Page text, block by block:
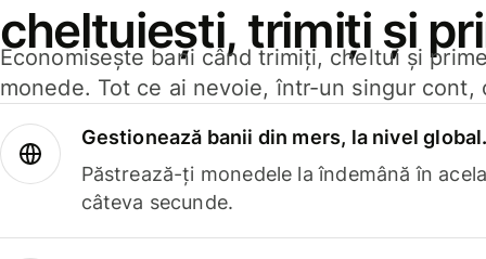
cheltuiești, trimiți și
Economisește bani când trimiți, cheltui și
monede. Tot ce ai nevoie, într-un singur cont,
Gestionează banii din mers, la nivel
Păstrează-ți monedele la îndemână în
câteva secunde.